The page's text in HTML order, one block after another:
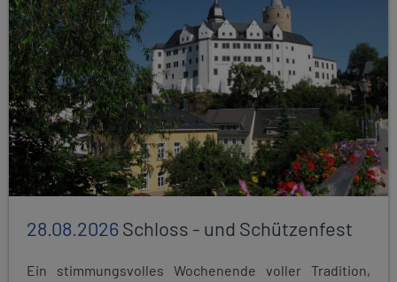
28.08.2026Schloss - und Schützenfest
Ein stimmungsvolles Wochenende voller Tradition,